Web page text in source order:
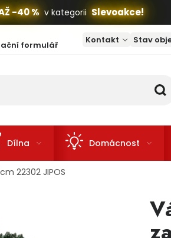
-40 % v kategorii Slevoakce!
formulář Kontakt Stav
Dílna Domácnost
22302 JIPOS